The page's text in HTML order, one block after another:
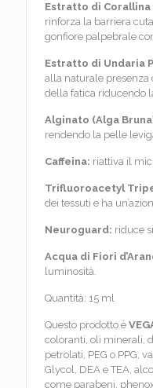
Estratto di Corallina
rinforza la barriera
gonfiore palpebrale
Estratto di Undaria
alla naturale presenza
della fatica riducendo
Alginato (Alga
rendendo la pelle
Caffeina: riattiva il
Trifluoroacetyl
dei tessuti e ha
Neuroguard: riduce
Acqua di Fiori
luminosità.
Quantità: 15 ml
Questo prodotto è
coloranti, oli minerali,
petrolati, PEG o PPG,
Glycol, DEA e TEA,
come parabeni,